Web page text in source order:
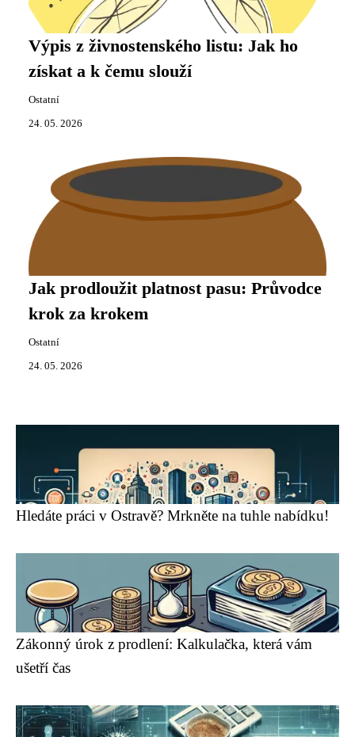
Výpis z živnostenského listu: Jak ho
získat a k čemu slouží
Ostatní
24. 05. 2026
Jak prodloužit platnost pasu: Průvodce
krok za krokem
Ostatní
24. 05. 2026
Hledáte práci v Ostravě? Mrkněte na tuhle nabídku!
Zákonný úrok z prodlení: Kalkulačka, která vám
ušetří čas